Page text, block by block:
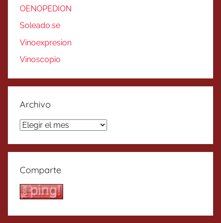
OENOPEDION
Soleado.se
Vinoexpresion
Vinoscopio
Archivo
Archivo
Comparte